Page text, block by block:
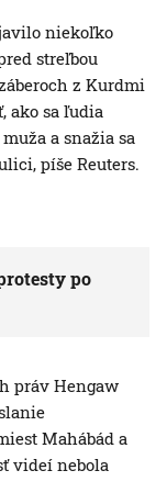
niekoľko
streľbou
z Kurdmi
ako sa ľudia
a snažia sa
píše Reuters.
po
práv Hengaw
Mahábád a
videí nebola